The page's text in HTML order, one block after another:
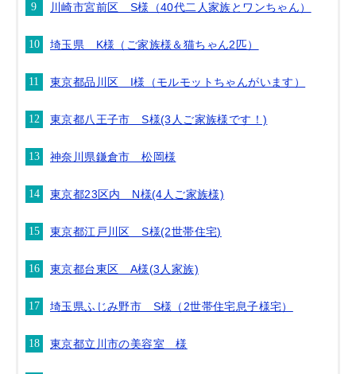
川崎市宮前区 S様（40代二人家族とワンちゃん）
埼玉県 K様（ご家族様＆猫ちゃん2匹）
東京都品川区 I様（モルモットちゃんがいます）
東京都八王子市 S様(3人ご家族様です！)
神奈川県鎌倉市 松岡様
東京都23区内 N様(4人ご家族様)
東京都江戸川区 S様(2世帯住宅)
東京都台東区 A様(3人家族)
埼玉県ふじみ野市 S様（2世帯住宅息子様宅）
東京都立川市の美容室 様